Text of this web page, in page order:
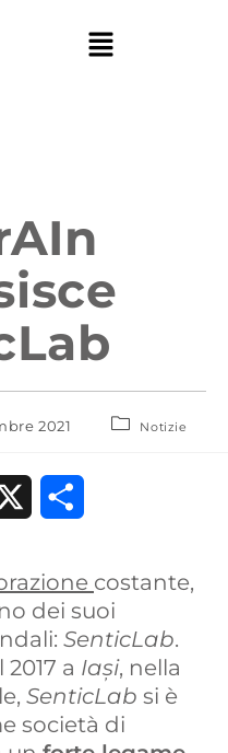
2021 Notizie
n
i
v
costante,
dei suoi
SenticLab.
a Iași, nella
SenticLab si è
società di